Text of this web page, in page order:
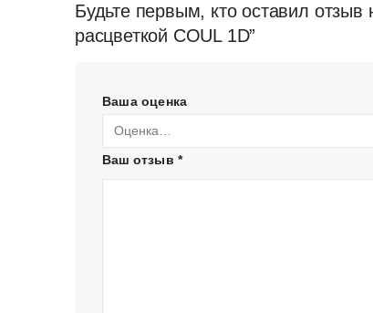
Будьте первым, кто оставил отзыв
расцветкой COUL 1D”
Ваша оценка
Ваш отзыв *